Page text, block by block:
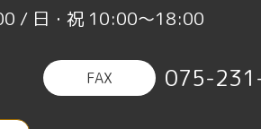
/ 日・祝 10:00〜18:00
FAX 075-